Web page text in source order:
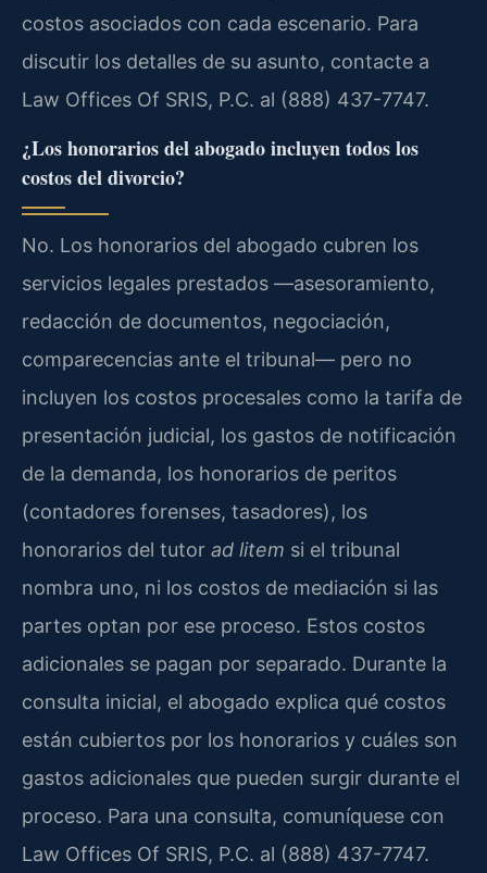
costos asociados con cada escenario. Para
discutir los detalles de su asunto, contacte a
Law Offices Of SRIS, P.C. al (888) 437-7747.
¿Los honorarios del abogado incluyen todos los
costos del divorcio?
No. Los honorarios del abogado cubren los
servicios legales prestados —asesoramiento,
redacción de documentos, negociación,
comparecencias ante el tribunal— pero no
incluyen los costos procesales como la tarifa de
presentación judicial, los gastos de notificación
de la demanda, los honorarios de peritos
(contadores forenses, tasadores), los
honorarios del tutor ad litem si el tribunal
nombra uno, ni los costos de mediación si las
partes optan por ese proceso. Estos costos
adicionales se pagan por separado. Durante la
consulta inicial, el abogado explica qué costos
están cubiertos por los honorarios y cuáles son
gastos adicionales que pueden surgir durante el
proceso. Para una consulta, comuníquese con
Law Offices Of SRIS, P.C. al (888) 437-7747.